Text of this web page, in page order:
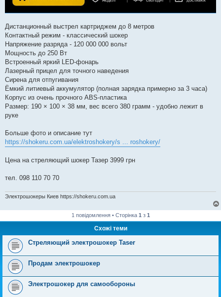
Дистанционный выстрел картриджем до 8 метров
Контактный режим - классический шокер
Напряжение разряда - 120 000 000 вольт
Мощность до 250 Вт
Встроенный яркий LED-фонарь
Лазерный прицел для точного наведения
Сирена для отпугивания
Ёмкий литиевый аккумулятор (полная зарядка примерно за 3 часа)
Корпус из очень прочного ABS-пластика
Размер: 190 × 100 × 38 мм, вес всего 380 грамм - удобно лежит в
руке
Больше фото и описание тут
https://shokeru.com.ua/elektroshokery/s ... roshokery/
Цена на стреляющий шокер Тазер 3999 грн
тел. 098 110 70 70
Электрошокеры Киев https://shokeru.com.ua
1 повідомлення • Сторінка 1 з 1
Схожі теми
Стреляющий электрошокер Taser
Продам электрошокер
Электрошокер для самообороны